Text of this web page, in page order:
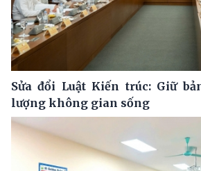
Sửa đổi Luật Kiến trúc: Giữ
lượng không gian sống